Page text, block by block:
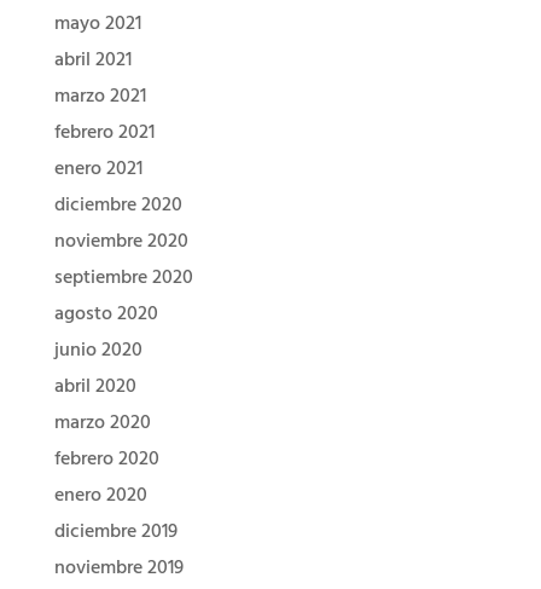
mayo 2021
abril 2021
marzo 2021
febrero 2021
enero 2021
diciembre 2020
noviembre 2020
septiembre 2020
agosto 2020
junio 2020
abril 2020
marzo 2020
febrero 2020
enero 2020
diciembre 2019
noviembre 2019